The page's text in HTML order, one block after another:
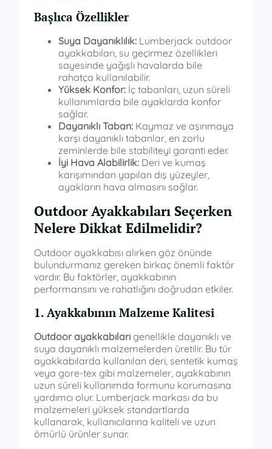
Başlıca Özellikler
Suya Dayanıklılık: Lumberjack outdoor
ayakkabıları, su geçirmez özellikleri
sayesinde yağışlı havalarda bile
rahatça kullanılabilir.
Yüksek Konfor: İç tabanları, uzun süreli
kullanımlarda bile ayaklarda konfor
sağlar.
Dayanıklı Taban: Kaymaz ve aşınmaya
karşı dayanıklı tabanlar, en zorlu
zeminlerde bile stabiliteyi garanti eder.
İyi Hava Alabilirlik: Deri ve kumaş
karışımından yapılan dış yüzeyler,
ayakların hava almasını sağlar.
Outdoor Ayakkabıları Seçerken
Nelere Dikkat Edilmelidir?
Outdoor ayakkabısı alırken göz önünde
bulundurmanız gereken birkaç önemli faktör
vardır. Bu faktörler, ayakkabının
performansını ve rahatlığını doğrudan etkiler.
1. Ayakkabının Malzeme Kalitesi
Outdoor ayakkabıları genellikle dayanıklı ve
suya dayanıklı malzemelerden üretilir. Bu tür
ayakkabılarda kullanılan deri, sentetik kumaş
veya gore-tex gibi malzemeler, ayakkabının
uzun süreli kullanımda formunu korumasına
yardımcı olur. Lumberjack markası da bu
malzemeleri yüksek standartlarda
kullanarak, kullanıcılarına kaliteli ve uzun
ömürlü ürünler sunar.